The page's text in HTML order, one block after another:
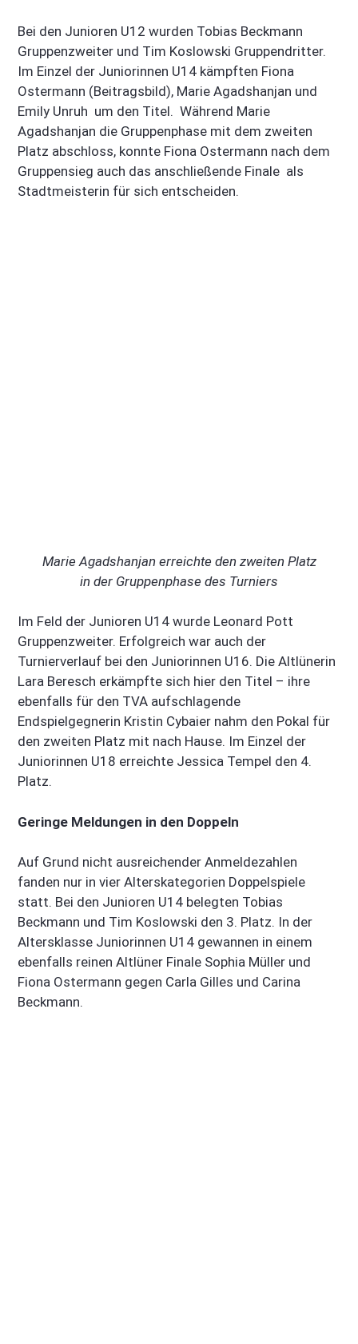
Bei den Junioren U12 wurden Tobias Beckmann
Gruppenzweiter und Tim Koslowski Gruppendritter.
Im Einzel der Juniorinnen U14 kämpften Fiona
Ostermann (Beitragsbild), Marie Agadshanjan und
Emily Unruh um den Titel. Während Marie
Agadshanjan die Gruppenphase mit dem zweiten
Platz abschloss, konnte Fiona Ostermann nach dem
Gruppensieg auch das anschließende Finale als
Stadtmeisterin für sich entscheiden.
Marie Agadshanjan erreichte den zweiten Platz
in der Gruppenphase des Turniers
Im Feld der Junioren U14 wurde Leonard Pott
Gruppenzweiter. Erfolgreich war auch der
Turnierverlauf bei den Juniorinnen U16. Die Altlünerin
Lara Beresch erkämpfte sich hier den Titel – ihre
ebenfalls für den TVA aufschlagende
Endspielgegnerin Kristin Cybaier nahm den Pokal für
den zweiten Platz mit nach Hause. Im Einzel der
Juniorinnen U18 erreichte Jessica Tempel den 4.
Platz.
Geringe Meldungen in den Doppeln
Auf Grund nicht ausreichender Anmeldezahlen
fanden nur in vier Alterskategorien Doppelspiele
statt. Bei den Junioren U14 belegten Tobias
Beckmann und Tim Koslowski den 3. Platz. In der
Altersklasse Juniorinnen U14 gewannen in einem
ebenfalls reinen Altlüner Finale Sophia Müller und
Fiona Ostermann gegen Carla Gilles und Carina
Beckmann.